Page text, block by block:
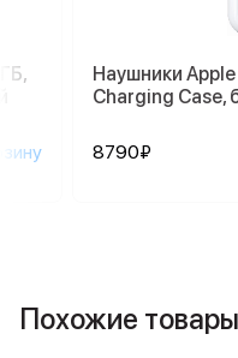
Наушники
Charging Case,
8790₽
Похожие товары